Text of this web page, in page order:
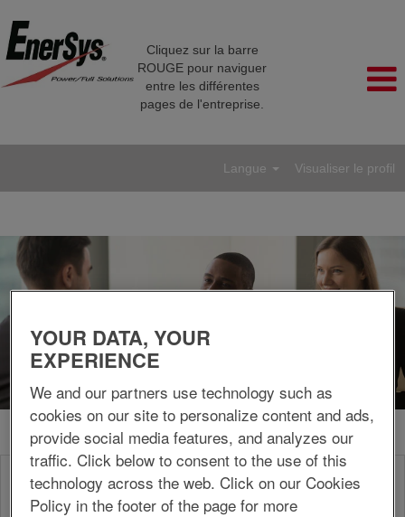
Cliquez sur la barre
ROUGE pour naviguer
entre les différentes
pages de l'entreprise.
Langue Visualiser le profil
Analysent, conseillent et mettent en œuvre des
YOUR DATA, YOUR
EXPERIENCE
We and our partners use technology such as
cookies on our site to personalize content and ads,
provide social media features, and analyzes our
traffic. Click below to consent to the use of this
technology across the web. Click on our Cookies
Policy in the footer of the page for more